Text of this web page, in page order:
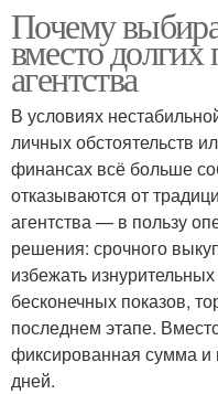
Почему
вместо долгих
агентства
В условиях
личных обстоятельств
финансах всё больше
отказываются от
агентства — в пользу
решения: срочного
избежать
бесконечных показов,
последнем этапе.
фиксированная сумма и
дней.